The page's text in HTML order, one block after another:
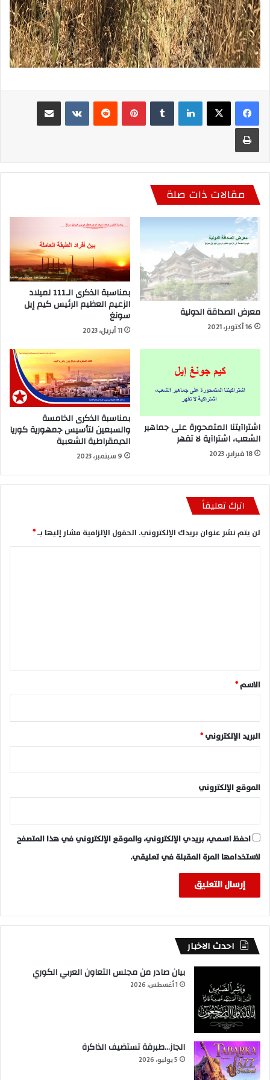
لينكدإن بينتيريست مشاركة عبر البريد
طباعة
مقالات ذات صلة
معرض الصداقة الدولية
16 أكتوبر، 2021
بمناسبة الذكرى الـ111 لميلاد
الزعيم العظيم الرئيس كيم إيل
سونغ
11 أبريل، 2023
اشتراآيتنا المتمحورة على جماهير
الشعب، اشتراآية لا تقهر
18 فبراير، 2023
بمناسبة الذكرى الخامسة
والسبعين لتأسيس جمهورية كوريا
الديمقراطية الشعبية
9 سبتمبر، 2023
اترك تعليقاً
لن يتم نشر عنوان بريدك الإلكتروني. الحقول الإلزامية مشار إليها بـ*
*
الاسم*
البريد الإلكتروني*
الموقع الإلكتروني
احفظ اسمي، بريدي الإلكتروني، والموقع الإلكتروني في هذا المتصفح
لاستخدامها المرة المقبلة في تعليقي.
احدث الاخبار
بيان صادر من مجلس التعاون العربي الكوري
1 أغسطس، 2026
الجاز…طبرقة تستضيف الذاكرة
5 يوليو، 2026